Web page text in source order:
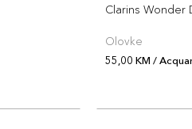
Clarins Wonder
Olovke
55,00 KM /